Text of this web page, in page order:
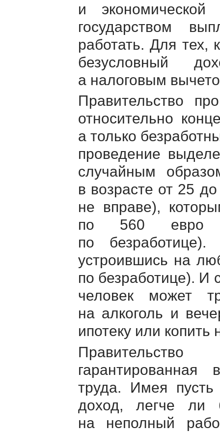
и экономической
государством
работать. Для тех,
безусловный
а налоговым
Правительство
относительно
а только
проведение
случайным
в возрасте от 25
не вправе),
по 560 евро
по
устроившись на
по безработице). И
человек может
на алкоголь и
ипотеку или
труда. Имея
доход, легче ли
на неполный